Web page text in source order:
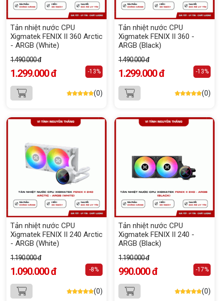
Tản nhiệt nước CPU
Xigmatek FENIX II 360 Arctic
- ARGB (White)
1.490.000 đ
1.299.000 đ -13%
(0)
Tản nhiệt nước CPU
Xigmatek FENIX II 360 -
ARGB (Black)
1.490.000 đ
1.299.000 đ -13%
(0)
Tản nhiệt nước CPU
Xigmatek FENIX II 240 Arctic
- ARGB (White)
1.190.000 đ
1.090.000 đ -8%
(0)
Tản nhiệt nước CPU
Xigmatek FENIX II 240 -
ARGB (Black)
1.190.000 đ
990.000 đ -17%
(0)